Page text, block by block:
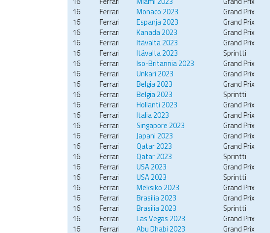
16
Ferrari Monaco 2023 Grand Prix
16
Ferrari Espanja 2023 Grand Prix
16
Ferrari Kanada 2023 Grand Prix
16
Ferrari Itävalta 2023 Grand Prix
16
Ferrari Itävalta 2023 Sprintti
16
Ferrari Iso-Britannia 2023 Grand Prix
16
Ferrari Unkari 2023 Grand Prix
16
Ferrari Belgia 2023 Grand Prix
16
Ferrari Belgia 2023 Sprintti
16
Ferrari Hollanti 2023 Grand Prix
16
Ferrari Italia 2023 Grand Prix
16
Ferrari Singapore 2023 Grand Prix
16
Ferrari Japani 2023 Grand Prix
16
Ferrari Qatar 2023 Grand Prix
16
Ferrari Qatar 2023 Sprintti
16
Ferrari USA 2023 Grand Prix
16
Ferrari USA 2023 Sprintti
16
Ferrari Meksiko 2023 Grand Prix
16
Ferrari Brasilia 2023 Grand Prix
16
Ferrari Brasilia 2023 Sprintti
16
Ferrari Las Vegas 2023 Grand Prix
16
Ferrari Abu Dhabi 2023 Grand Prix